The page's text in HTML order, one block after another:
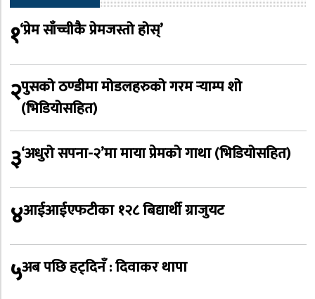
१‘प्रेम साँच्चीकै प्रेमजस्तो होस्’
२पुसको ठण्डीमा मोडलहरुको गरम र्‍याम्प शो
(भिडियोसहित)
३‘अधुरो सपना-२’मा माया प्रेमको गाथा (भिडियोसहित)
४आईआईएफटीका १२८ बिद्यार्थी ग्राजुयट
५अब पछि हट्दिनँ : दिवाकर थापा